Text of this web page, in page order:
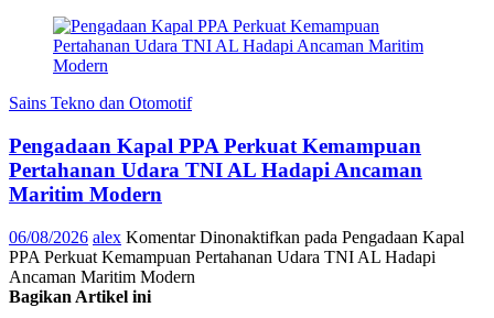
Sains Tekno dan Otomotif
Pengadaan Kapal PPA Perkuat Kemampuan
Pertahanan Udara TNI AL Hadapi Ancaman
Maritim Modern
06/08/2026 alex Komentar Dinonaktifkan pada Pengadaan Kapal
PPA Perkuat Kemampuan Pertahanan Udara TNI AL Hadapi
Ancaman Maritim Modern
Bagikan Artikel ini